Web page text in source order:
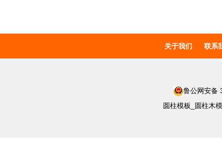
关于我们 联系
鲁公网安备
圆柱模板_圆柱木